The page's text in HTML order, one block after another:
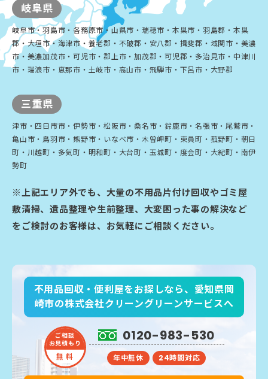
岐阜県
岐阜市・羽島市・各務原市・山県市・瑞穂市・本巣市・羽島郡・本巣
郡・大垣市・海津市・養老郡・不破郡・安八郡・揖斐郡・域関市・美濃
市・美濃加茂市・可児市・郡上市・加茂郡・可児郡・多治見市・中津川
市・瑞浪市・恵那市・土岐市・高山市・飛騨市・下呂市・大野郡
三重県
津市・四日市市・伊勢市・松阪市・桑名市・鈴鹿市・名張市・尾鷲市・
亀山市・鳥羽市・熊野市・いなべ市・木曽岬町・東員町・菰野町・朝日
町・川越町・多気町・明和町・大台町・玉城町・度会町・大紀町・南伊
勢町
※上記エリア外でも、大量の不用品片付け回収やゴミ屋
敷清掃、遺品整理や生前整理、大変困った事の解決など
をご検討のお客様は、お気軽にご相談ください。
不用品回収・便利屋をお探しなら、愛知県岡
崎市の株式会社クリーングリーンサービスへ
ご相談
お見積もり
無 料
0120-983-530
年中無休 24時間対応